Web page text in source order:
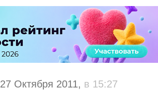
27 Октября 2011, в 15:27